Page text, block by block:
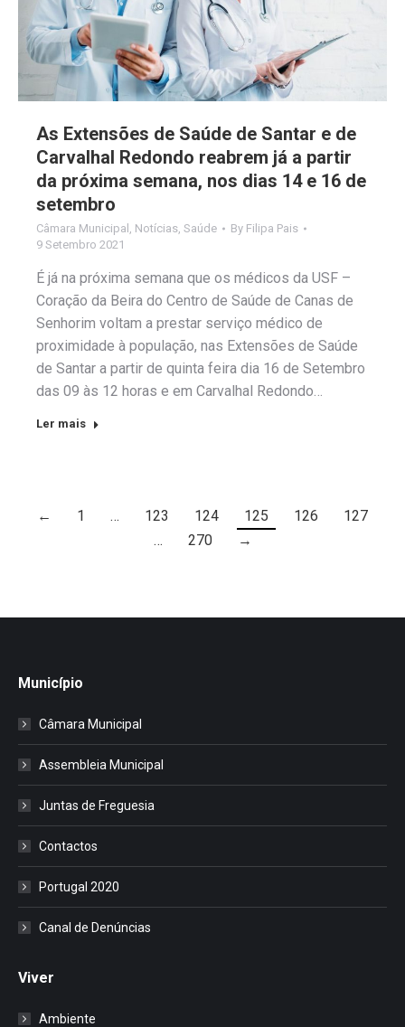
As Extensões de Saúde de Santar e de
Carvalhal Redondo reabrem já a partir
da próxima semana, nos dias 14 e 16 de
setembro
Câmara Municipal Notícias Saúde By Filipa Pais
9 Setembro 2021
É já na próxima semana que os médicos da USF –
Coração da Beira do Centro de Saúde de Canas de
Senhorim voltam a prestar serviço médico de
proximidade à população, nas Extensões de Saúde
de Santar a partir de quinta feira dia 16 de Setembro
das 09 às 12 horas e em Carvalhal Redondo…
Ler mais
← 1 … 123 124 125 126
127
…
270 →
Município
Câmara Municipal
Assembleia Municipal
Juntas de Freguesia
Contactos
Portugal 2020
Canal de Denúncias
Viver
Ambiente